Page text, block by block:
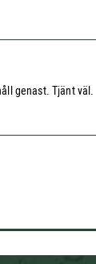
genast. Tjänt väl.